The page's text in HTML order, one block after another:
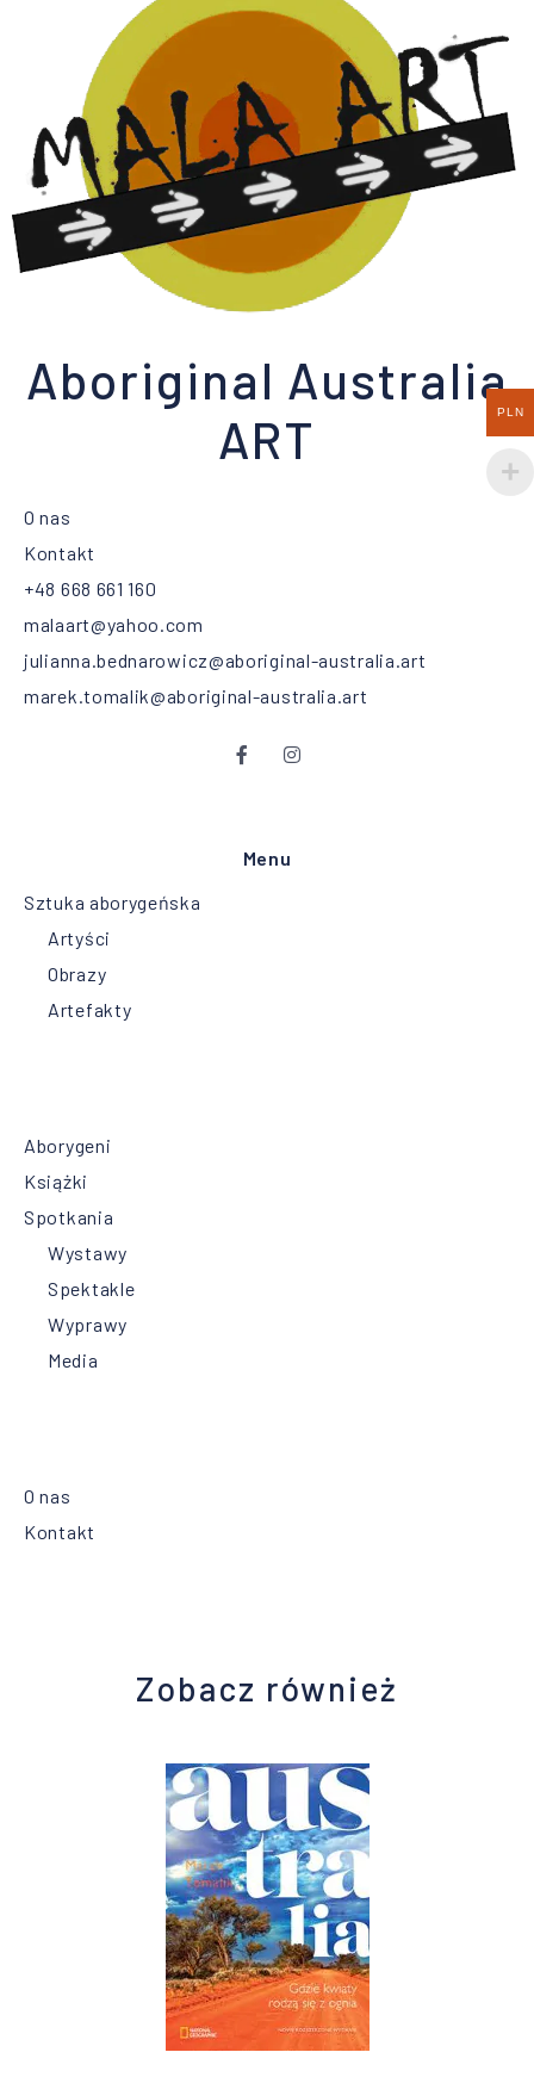
Aboriginal Australia
ART
O nas
Kontakt
+48 668 661 160
malaart@yahoo.com
julianna.bednarowicz@aboriginal-australia.art
marek.tomalik@aboriginal-australia.art
Menu
Sztuka aborygeńska
Artyści
Obrazy
Artefakty
Aborygeni
Książki
Spotkania
Wystawy
Spektakle
Wyprawy
Media
O nas
Kontakt
Zobacz również
PLN